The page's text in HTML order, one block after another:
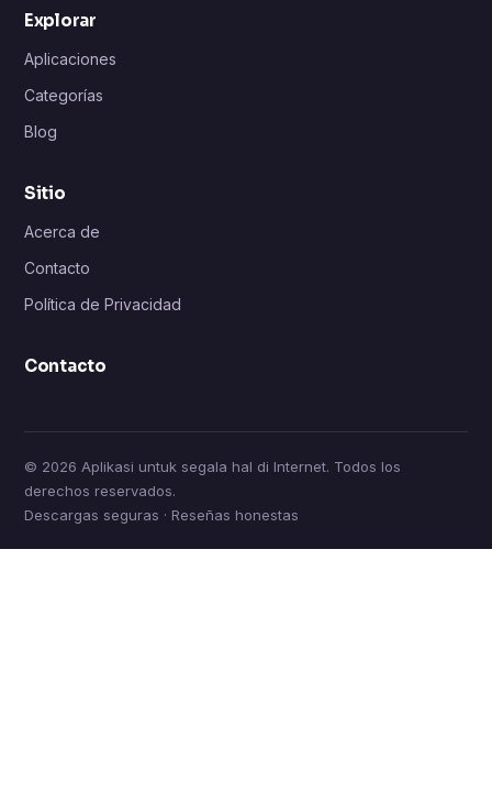
Explorar
Aplicaciones
Categorías
Blog
Sitio
Acerca de
Contacto
Política de Privacidad
Contacto
© 2026 Aplikasi untuk segala hal di Internet. Todos los
derechos reservados.
Descargas seguras · Reseñas honestas